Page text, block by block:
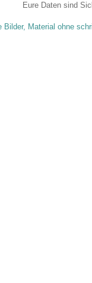
Eure Daten sind
Material ohne